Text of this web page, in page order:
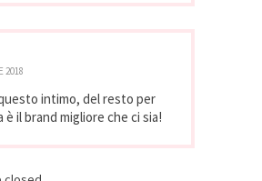
2018
intimo, del resto per
è il brand migliore che ci sia!